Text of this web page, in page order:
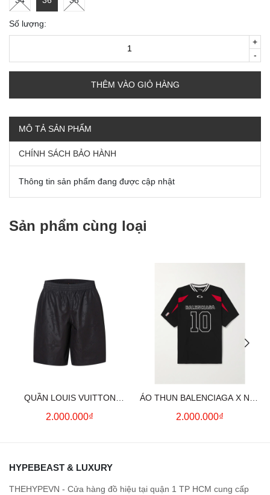
Số lượng:
-
+
THÊM VÀO GIỎ HÀNG
MÔ TẢ SẢN PHẨM
CHÍNH SÁCH BẢO HÀNH
Thông tin sản phẩm đang được cập nhật
Sản phẩm cùng loại
QUẦN LOUIS VUITTON
MONOGRAM MOIRE
2.000.000₫
ÁO THUN BALENCIAGA X NBA
LOGO COTTON JERSEY T-
2.000.000₫
HYPEBEAST & LUXURY
THEHYPEVN - Cửa hàng đồ hiệu tại quận 1 TP HCM cung cấp